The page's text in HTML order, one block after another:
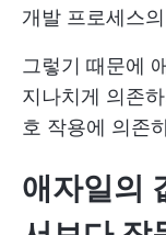
개발 프로세스
그렇기 때문에
지나치게 의존
호 작용에 의존
애자일의